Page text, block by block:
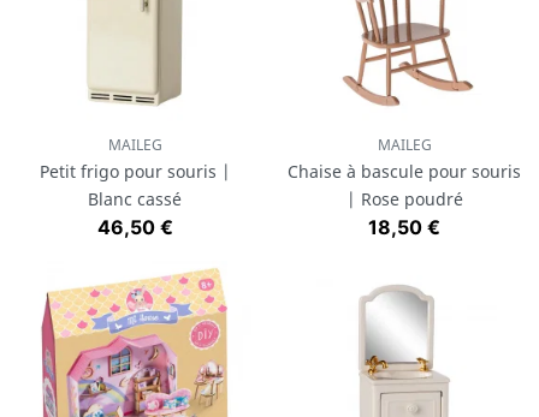
MAILEG
Petit frigo pour souris |
Blanc cassé
Prix
46,50 €
MAILEG
Chaise à bascule pour souris
| Rose poudré
Prix
18,50 €